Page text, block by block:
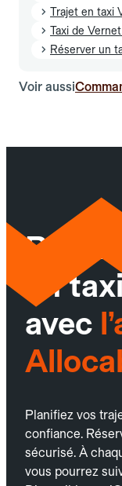
Trajet en taxi
Taxi de
Réserver un
Voir aussi
un
avec
Planifiez vos
confiance.
sécurisé. À
vous pourrez